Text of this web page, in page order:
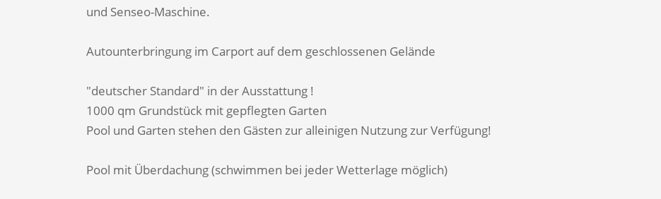
und Senseo-Maschine.
Autounterbringung im Carport auf dem geschlossenen Gelände
"deutscher Standard" in der Ausstattung !
1000 qm Grundstück mit gepflegten Garten
Pool und Garten stehen den Gästen zur alleinigen Nutzung zur Verfügung!
Pool mit Überdachung (schwimmen bei jeder Wetterlage möglich)